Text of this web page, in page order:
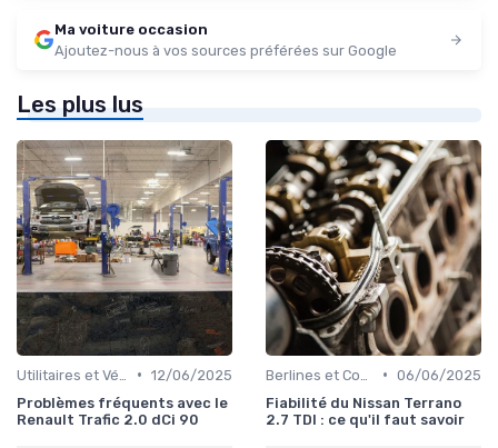
Ma voiture occasion
Ajoutez-nous à vos sources préférées sur Google
Les plus lus
• 12/06/2025
Problèmes fréquents avec le
Renault Trafic 2.0 dCi 90
• 06/06/2025
Fiabilité du Nissan Terrano
2.7 TDI : ce qu'il faut savoir